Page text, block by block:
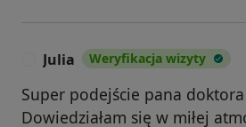
Julia Weryfikacja wizyty
Super podejście pana
Dowiedziałam się w miłej